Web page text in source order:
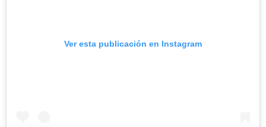
Ver esta publicación en Instagram